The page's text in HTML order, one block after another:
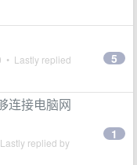
• Lastly replied
5
连接电脑网
replied by
1